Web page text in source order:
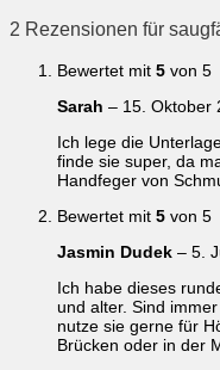
2 Rezensionen für
Bewertet mit 5 von 5
Sarah – 15. Oktober
Ich lege die
finde sie super, da
Handfeger von
Bewertet mit 5 von 5
Jasmin Dudek – 5.
Ich habe dieses
und alter. Sind
nutze sie gerne für
Brücken oder in der